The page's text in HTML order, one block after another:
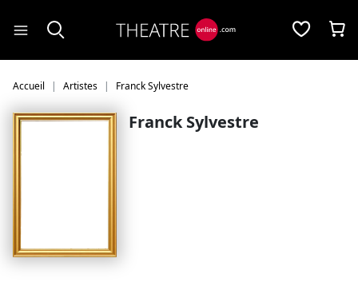
Accueil Artistes Franck Sylvestre
Franck Sylvestre